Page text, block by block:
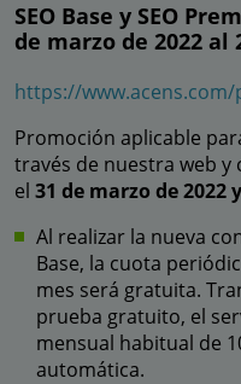
SEO Base y SEO
de marzo de 2022 al
https://
Promoción aplicable
través de nuestra web y
el 31 de marzo de 2022
Al realizar la nueva
Base, la cuota
mes será gratuita.
prueba gratuito, el
mensual habitual de
automática.